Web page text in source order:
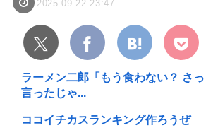
2025.09.22 23:47
ラーメン二郎「もう食わない？ さ
言ったじゃ...
ココイチカスランキング作ろうぜ